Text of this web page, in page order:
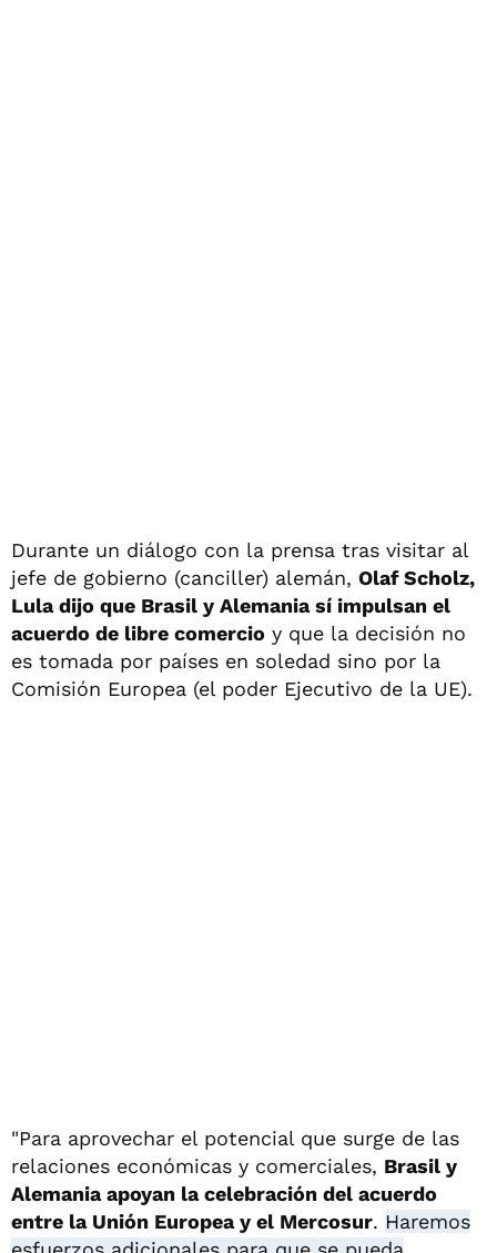
Durante un diálogo con la prensa tras visitar al
jefe de gobierno (canciller) alemán, Olaf Scholz,
Lula dijo que Brasil y Alemania sí impulsan el
acuerdo de libre comercio y que la decisión no
es tomada por países en soledad sino por la
Comisión Europea (el poder Ejecutivo de la UE).
"Para aprovechar el potencial que surge de las
relaciones económicas y comerciales, Brasil y
Alemania apoyan la celebración del acuerdo
entre la Unión Europea y el Mercosur. Haremos